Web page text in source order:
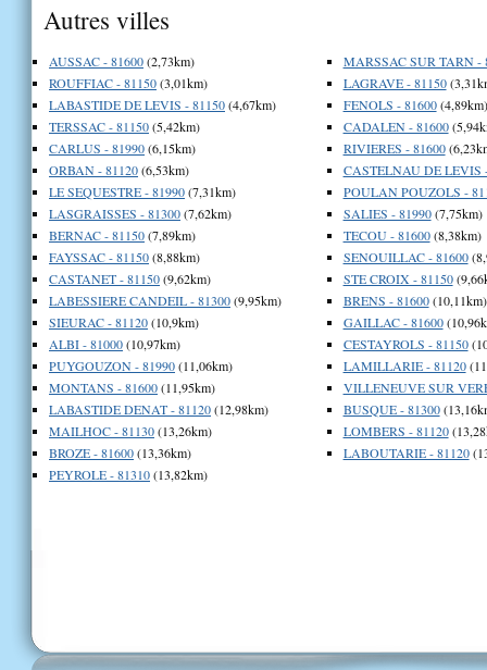
Autres villes
AUSSAC - 81600(2,73km)
ROUFFIAC - 81150(3,01km)
LABASTIDE DE LEVIS - 81150(4,67km)
TERSSAC - 81150(5,42km)
CARLUS - 81990(6,15km)
ORBAN - 81120(6,53km)
LE SEQUESTRE - 81990(7,31km)
LASGRAISSES - 81300(7,62km)
BERNAC - 81150(7,89km)
FAYSSAC - 81150(8,88km)
CASTANET - 81150(9,62km)
LABESSIERE CANDEIL - 81300(9,95km)
SIEURAC - 81120(10,9km)
ALBI - 81000(10,97km)
PUYGOUZON - 81990(11,06km)
MONTANS - 81600(11,95km)
LABASTIDE DENAT - 81120(12,98km)
MAILHOC - 81130(13,26km)
BROZE - 81600(13,36km)
PEYROLE - 81310(13,82km)
MARSSAC SUR TARN -
LAGRAVE - 81150
FENOLS - 81600(4,89km)
CADALEN - 81600
RIVIERES - 81600
CASTELNAU DE LEVIS
POULAN POUZOLS -
SALIES - 81990(7,75km)
TECOU - 81600(8,38km)
SENOUILLAC - 81600
STE CROIX - 81150
BRENS - 81600(10,11km)
GAILLAC - 81600
CESTAYROLS - 81150
LAMILLARIE - 81120
VILLENEUVE SUR
BUSQUE - 81300
LOMBERS - 81120
LABOUTARIE - 81120